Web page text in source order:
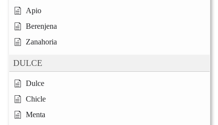
Apio
Berenjena
Zanahoria
DULCE
Dulce
Chicle
Menta